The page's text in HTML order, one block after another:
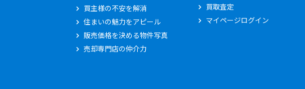
買主様の不安を解消
住まいの魅力をアピール
販売価格を決める物件写真
売却専門店の仲介力
買取査定
マイページログイン